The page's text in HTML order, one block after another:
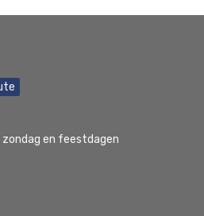
en feestdagen